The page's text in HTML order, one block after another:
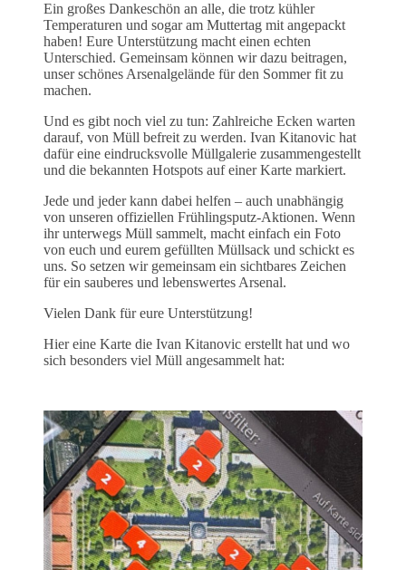
Ein großes Dankeschön an alle, die trotz kühler
Temperaturen und sogar am Muttertag mit angepackt
haben! Eure Unterstützung macht einen echten
Unterschied. Gemeinsam können wir dazu beitragen,
unser schönes Arsenalgelände für den Sommer fit zu
machen.
Und es gibt noch viel zu tun: Zahlreiche Ecken warten
darauf, von Müll befreit zu werden. Ivan Kitanovic hat
dafür eine eindrucksvolle Müllgalerie zusammengestellt
und die bekannten Hotspots auf einer Karte markiert.
Jede und jeder kann dabei helfen – auch unabhängig
von unseren offiziellen Frühlingsputz-Aktionen. Wenn
ihr unterwegs Müll sammelt, macht einfach ein Foto
von euch und eurem gefüllten Müllsack und schickt es
uns. So setzen wir gemeinsam ein sichtbares Zeichen
für ein sauberes und lebenswertes Arsenal.
Vielen Dank für eure Unterstützung!
Hier eine Karte die Ivan Kitanovic erstellt hat und wo
sich besonders viel Müll angesammelt hat: